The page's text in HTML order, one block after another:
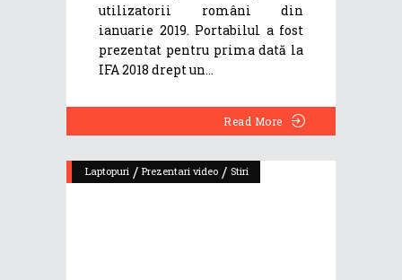
utilizatorii români din
ianuarie 2019. Portabilul a fost
prezentat pentru prima dată la
IFA 2018 drept un
Read More
Laptopuri / Prezentari video / Stiri